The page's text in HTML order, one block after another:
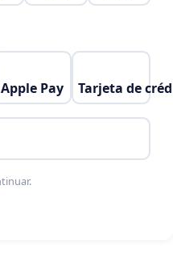
Apple Pay Tarjeta de